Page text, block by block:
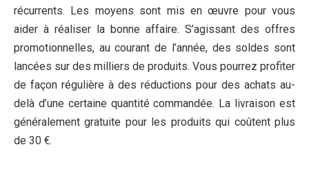
récurrents. Les moyens sont mis en œuvre pour vous
aider à réaliser la bonne affaire. S’agissant des offres
promotionnelles, au courant de l’année, des soldes sont
lancées sur des milliers de produits. Vous pourrez profiter
de façon régulière à des réductions pour des achats au-
delà d’une certaine quantité commandée. La livraison est
généralement gratuite pour les produits qui coûtent plus
de 30 €.